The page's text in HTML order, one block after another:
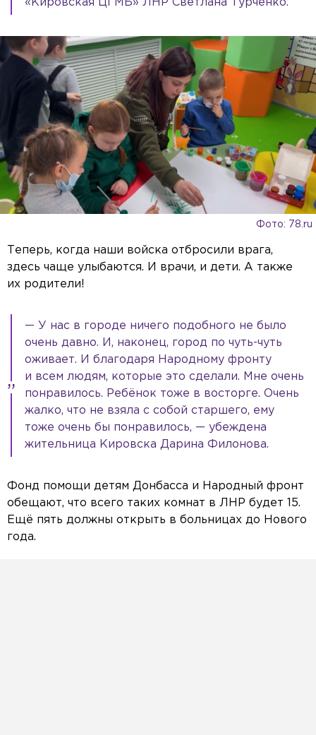
«Кировская ЦГМБ» ЛНР Светлана Турченко.
Фото: 78.ru
Теперь, когда наши войска отбросили врага,
здесь чаще улыбаются. И врачи, и дети. А также
их родители!
— У нас в городе ничего подобного не было
очень давно. И, наконец, город по чуть-чуть
оживает. И благодаря Народному фронту
и всем людям, которые это сделали. Мне очень
понравилось. Ребёнок тоже в восторге. Очень
жалко, что не взяла с собой старшего, ему
тоже очень бы понравилось, — убеждена
жительница Кировска Дарина Филонова.
Фонд помощи детям Донбасса и Народный фронт
обещают, что всего таких комнат в ЛНР будет 15.
Ещё пять должны открыть в больницах до Нового
года.